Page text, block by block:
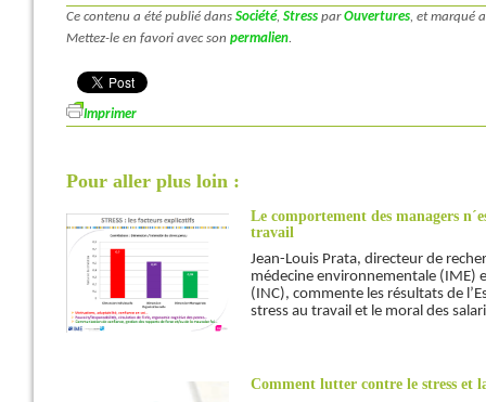
Ce contenu a été publié dans Société, Stress parOuvertures, et marqué
Mettez-le en favori avec son permalien.
Imprimer
Pour aller plus loin :
Le comportement des managers
travail
Jean-Louis Prata, directeur de
médecine environnementale (IME)
(INC), commente les résultats de
stress au travail et le moral des
Comment lutter contre le stress et